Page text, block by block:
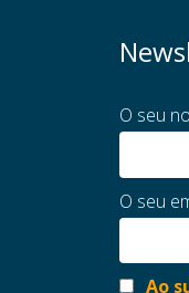
O seu
O seu
Ao